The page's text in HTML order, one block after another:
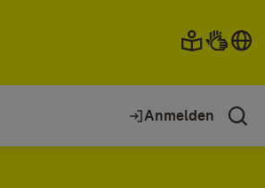
Anmelden